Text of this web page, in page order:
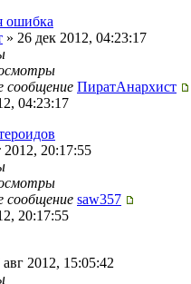
ошибка
» 26 дек 2012, 04:23:17
сообщение ПиратАнархист
04:23:17
2012, 20:17:55
сообщение saw357
20:17:55
авг 2012, 15:05:42